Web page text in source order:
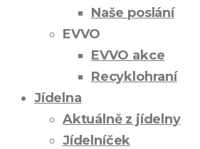
Naše poslání
EVVO
EVVO akce
Recyklohraní
Jídelna
Aktuálně z jídelny
Jídelníček